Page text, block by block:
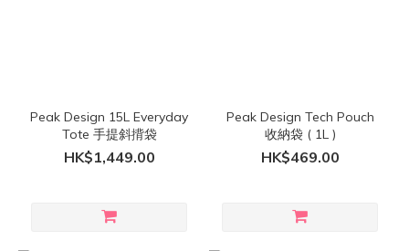
Peak Design 15L Everyday
Tote 手提斜揹袋
HK$1,449.00
Peak Design Tech Pouch
收納袋 ( 1L )
HK$469.00